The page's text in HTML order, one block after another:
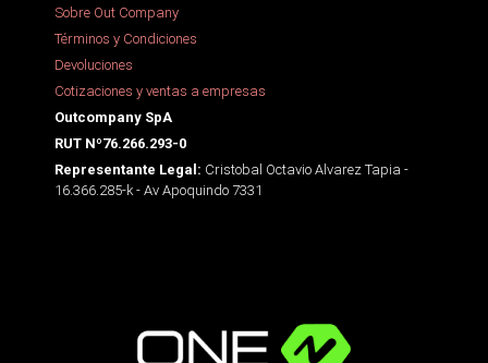
Sobre Out Company
Términos y Condiciones
Devoluciones
Cotizaciones y ventas a empresas
Outcompany SpA
RUT Nº76.266.293-0
Representante Legal: Cristobal Octavio Alvarez Tapia -
16.366.285-k - Av Apoquindo 7331